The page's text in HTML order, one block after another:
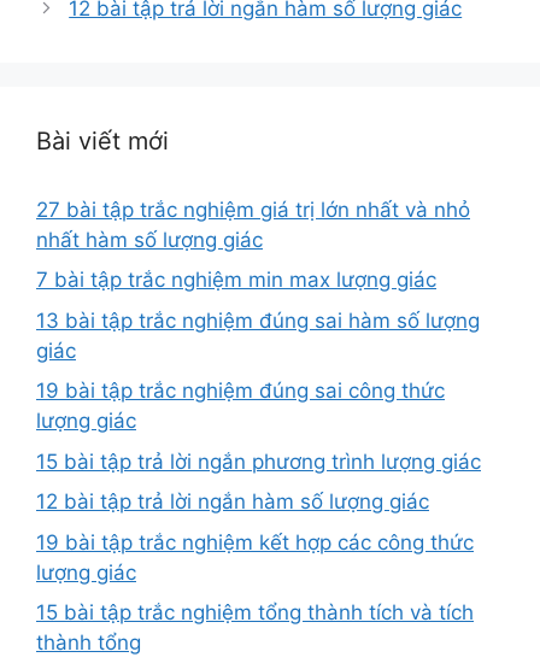
12 bài tập trả lời ngắn hàm số lượng giác
Bài viết mới
27 bài tập trắc nghiệm giá trị lớn nhất và nhỏ
nhất hàm số lượng giác
7 bài tập trắc nghiệm min max lượng giác
13 bài tập trắc nghiệm đúng sai hàm số lượng
giác
19 bài tập trắc nghiệm đúng sai công thức
lượng giác
15 bài tập trả lời ngắn phương trình lượng giác
12 bài tập trả lời ngắn hàm số lượng giác
19 bài tập trắc nghiệm kết hợp các công thức
lượng giác
15 bài tập trắc nghiệm tổng thành tích và tích
thành tổng